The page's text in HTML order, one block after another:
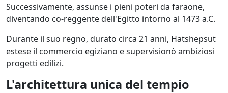
Successivamente, assunse i pieni poteri da faraone,
diventando co-reggente dell'Egitto intorno al 1473 a.C.
Durante il suo regno, durato circa 21 anni, Hatshepsut
estese il commercio egiziano e supervisionò ambiziosi
progetti edilizi.
L'architettura unica del tempio